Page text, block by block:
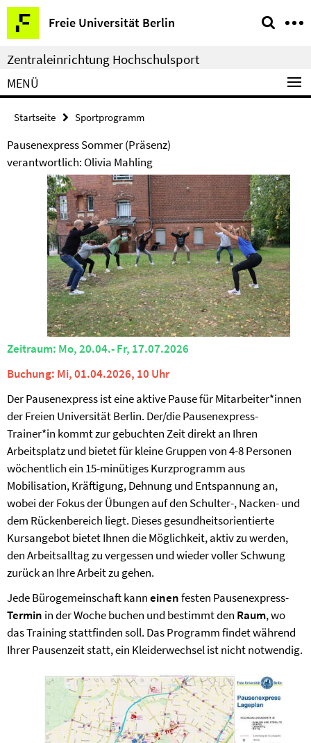
Springe
direkt
zu
Inhalt
Freie Universität Berlin
Service-
Navigation
Zentraleinrichtung Hochschulsport
MENÜ
Startseite Sportprogramm
Pausenexpress Sommer (Präsenz)
verantwortlich: Olivia Mahling
Zeitraum: Mo, 20.04.- Fr, 17.07.2026
Buchung: Mi, 01.04.2026, 10 Uhr
Der Pausenexpress ist eine aktive Pause für Mitarbeiter*innen
der Freien Universität Berlin. Der/die Pausenexpress-
Trainer*in kommt zur gebuchten Zeit direkt an Ihren
Arbeitsplatz und bietet für kleine Gruppen von 4-8 Personen
wöchentlich ein 15-minütiges Kurzprogramm aus
Mobilisation, Kräftigung, Dehnung und Entspannung an,
wobei der Fokus der Übungen auf den Schulter-, Nacken- und
dem Rückenbereich liegt. Dieses gesundheitsorientierte
Kursangebot bietet Ihnen die Möglichkeit, aktiv zu werden,
den Arbeitsalltag zu vergessen und wieder voller Schwung
zurück an Ihre Arbeit zu gehen.
Jede Bürogemeinschaft kanneinenfesten Pausenexpress-
Termin in der Woche buchen und bestimmt den Raum, wo
das Training stattfinden soll. Das Programm findet während
Ihrer Pausenzeit statt, ein Kleiderwechsel ist nicht notwendig.